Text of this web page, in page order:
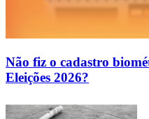
Não fiz o cadastro
Eleições 2026?